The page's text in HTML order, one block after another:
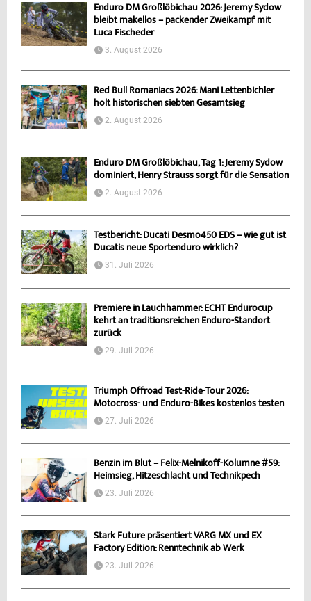
Enduro DM Großlöbichau 2026: Jeremy Sydow
bleibt makellos – packender Zweikampf mit
Luca Fischeder
3. August 2026
Red Bull Romaniacs 2026: Mani Lettenbichler
holt historischen siebten Gesamtsieg
2. August 2026
Enduro DM Großlöbichau, Tag 1: Jeremy Sydow
dominiert, Henry Strauss sorgt für die Sensation
2. August 2026
Testbericht: Ducati Desmo450 EDS – wie gut ist
Ducatis neue Sportenduro wirklich?
31. Juli 2026
Premiere in Lauchhammer: ECHT Endurocup
kehrt an traditionsreichen Enduro-Standort
zurück
29. Juli 2026
Triumph Offroad Test-Ride-Tour 2026:
Motocross- und Enduro-Bikes kostenlos testen
27. Juli 2026
Benzin im Blut – Felix-Melnikoff-Kolumne #59:
Heimsieg, Hitzeschlacht und Technikpech
23. Juli 2026
Stark Future präsentiert VARG MX und EX
Factory Edition: Renntechnik ab Werk
23. Juli 2026